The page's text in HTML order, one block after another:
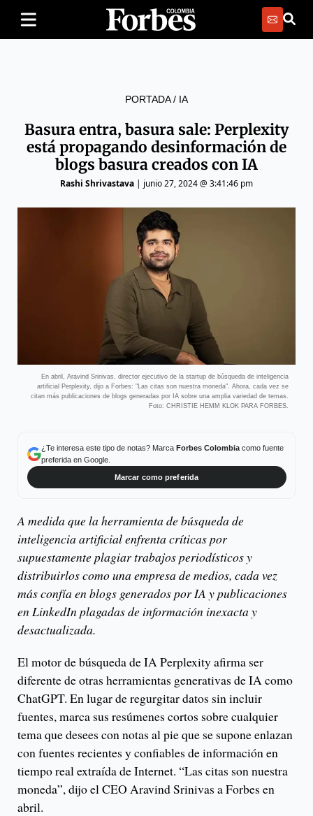
PORTADA/ IA
Basura entra, basura sale: Perplexity
está propagando desinformación de
blogs basura creados con IA
Rashi Shrivastava | junio 27, 2024 @ 3:41:46 pm
En abril, Aravind Srinivas, director ejecutivo de la startup de búsqueda de inteligencia
artificial Perplexity, dijo a Forbes: "Las citas son nuestra moneda". Ahora, cada vez se
citan más publicaciones de blogs generadas por IA sobre una amplia variedad de temas.
Foto: CHRISTIE HEMM KLOK PARA FORBES.
¿Te interesa este tipo de notas? Marca Forbes Colombiacomo fuente
preferida en Google.
Marcar como preferida
A medida que la herramienta de búsqueda de
inteligencia artificial enfrenta críticas por
supuestamente plagiar trabajos periodísticos y
distribuirlos como una empresa de medios, cada vez
más confía en blogs generados por IA y publicaciones
en LinkedIn plagadas de información inexacta y
desactualizada.
El motor de búsqueda de IA Perplexity afirma ser
diferente de otras herramientas generativas de IA como
ChatGPT. En lugar de regurgitar datos sin incluir
fuentes, marca sus resúmenes cortos sobre cualquier
tema que desees con notas al pie que se supone enlazan
con fuentes recientes y confiables de información en
tiempo real extraída de Internet. “Las citas son nuestra
moneda”, dijo el CEO Aravind Srinivas a Forbes en
abril.